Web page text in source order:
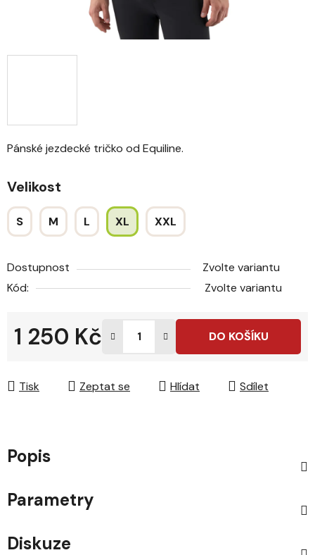
Pánské jezdecké tričko od Equiline.
Velikost
S M L XL XXL
Dostupnost
Zvolte variantu
Kód:
Zvolte variantu
1 250 Kč DO KOŠÍKU
Tisk Zeptat se Hlídat Sdílet
Popis
Parametry
Diskuze